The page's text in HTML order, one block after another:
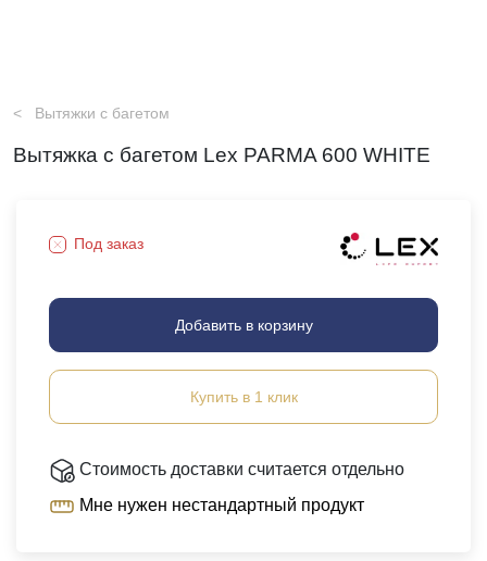
Вытяжки с багетом
Вытяжка с багетом Lex PARMA 600 WHITE
Под заказ
Добавить в корзину
Купить в 1 клик
Стоимость доставки считается отдельно
Мне нужен нестандартный продукт